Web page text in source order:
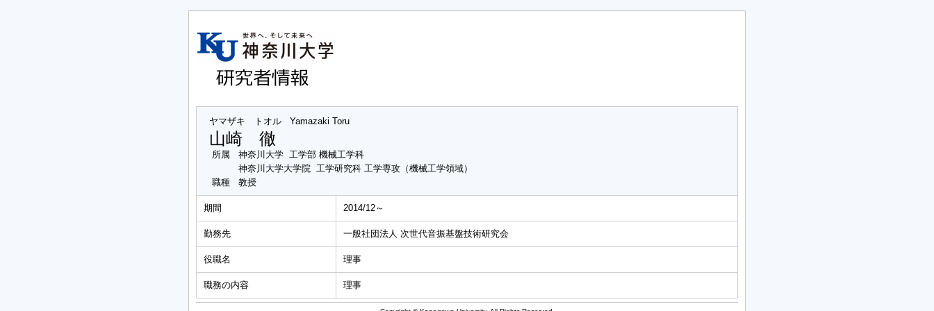
ヤマザキ トオル Yamazaki Toru
山崎 徹
所属
神奈川大学 工学部 機械工学科
神奈川大学大学院 工学研究科 工学専攻（機械工学領域）
職種
教授
期間 2014/12～
勤務先 一般社団法人 次世代音振基盤技術研究会
役職名 理事
職務の内容 理事